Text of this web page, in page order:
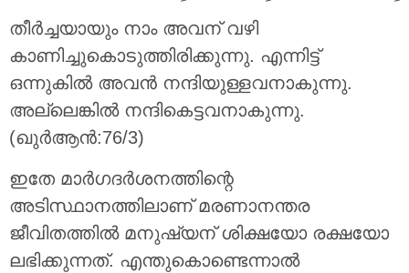
തീര്‍ച്ചയായും നാം അവന് വഴി
കാണിച്ചുകൊടുത്തിരിക്കുന്നു. എന്നിട്ട്
ഒന്നുകില്‍ അവന്‍ നന്ദിയുള്ളവനാകുന്നു.
അല്ലെങ്കില്‍ നന്ദികെട്ടവനാകുന്നു.
(ഖുർആൻ:76/3)
ഇതേ മാര്‍ഗദര്‍ശനത്തിന്റെ
അടിസ്ഥാനത്തിലാണ് മരണാനന്തര
ജീവിതത്തില്‍ മനുഷ്യന് ശിക്ഷയോ രക്ഷയോ
ലഭിക്കുന്നത്. എന്തുകൊണ്ടെന്നാല്‍